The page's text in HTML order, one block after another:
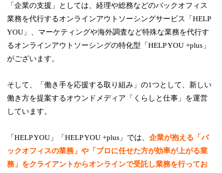
「企業の支援」としては、経理や総務などのバックオフィス
業務を代行するオンラインアウトソーシングサービス「HELP
YOU」、マーケティングや海外調査など特殊な業務を代行す
るオンラインアウトソーシングの特化型「HELP YOU +plus」
がございます。
そして、「働き手を応援する取り組み」の1つとして、新しい
働き方を提案するオウンドメディア「くらしと仕事」を運営
しています。
「HELP YOU」「HELP YOU +plus」では、企業が抱える「バ
ックオフィスの業務」や「プロに任せた方が効率が上がる業
務」をクライアントからオンラインで受託し業務を行ってお